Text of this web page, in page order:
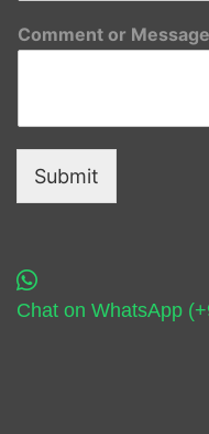
Comment or Message
Submit
Chat on WhatsApp